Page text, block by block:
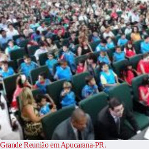
Grande Reunião em Apucarana-PR.